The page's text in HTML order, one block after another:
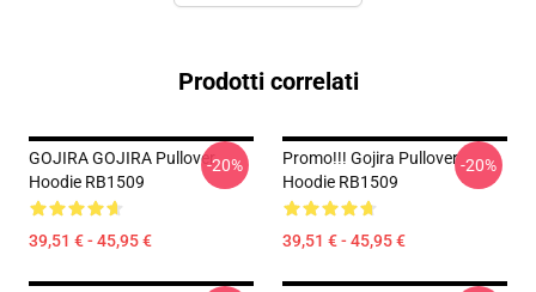
Prodotti correlati
GOJIRA GOJIRA Pullover
Hoodie RB1509
39,51 € - 45,95 €
-20%
Promo!!! Gojira Pullover
Hoodie RB1509
39,51 € - 45,95 €
-20%